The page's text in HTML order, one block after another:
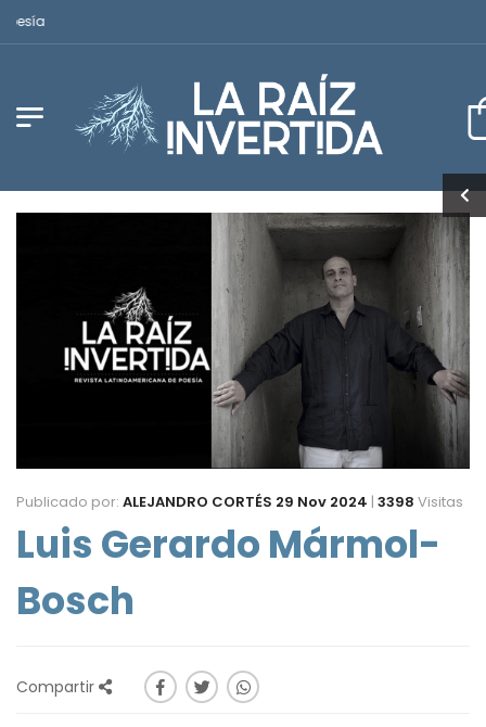
Publicado por: ALEJANDRO CORTÉS 29 Nov 2024 | 3398 Visitas
Luis Gerardo Mármol-
Bosch
Compartir